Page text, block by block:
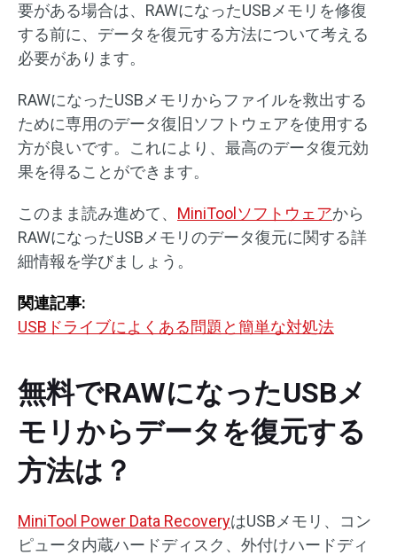
要がある場合は、RAWになったUSBメモリを修復
する前に、データを復元する方法について考える
必要があります。
RAWになったUSBメモリからファイルを救出する
ために専用のデータ復旧ソフトウェアを使用する
方が良いです。これにより、最高のデータ復元効
果を得ることができます。
このまま読み進めて、 MiniToolソフトウェアから
RAWになったUSBメモリのデータ復元に関する詳
細情報を学びましょう。
関連記事:
USBドライブによくある問題と簡単な対処法
無料でRAWになったUSBメ
モリからデータを復元する
方法は？
MiniTool Power Data RecoveryはUSBメモリ、コン
ピュータ内蔵ハードディスク、外付けハードディ